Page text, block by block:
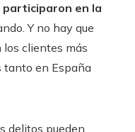
en la
Y no hay que
los clientes más
tanto en España
delitos pueden